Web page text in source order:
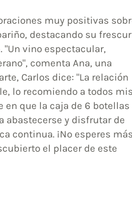
muy positivas
destacando su
vino espectacular,
comenta Ana, una
Carlos dice: "La relación
lo recomiendo a todos
en que la caja de 6 botellas
abastecerse y disfrutar de
continua. ¡No esperes
el placer de este